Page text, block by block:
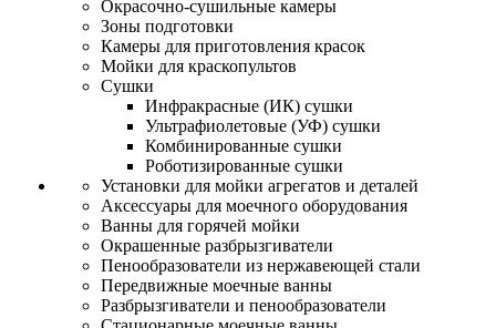
Окрасочно-сушильные камеры
Зоны подготовки
Камеры для приготовления красок
Мойки для краскопультов
Сушки
Инфракрасные (ИК) сушки
Ультрафиолетовые (УФ) сушки
Комбинированные сушки
Роботизированные сушки
Установки для мойки агрегатов и деталей
Аксессуары для моечного оборудования
Ванны для горячей мойки
Окрашенные разбрызгиватели
Пенообразователи из нержавеющей стали
Передвижные моечные ванны
Разбрызгиватели и пенообразователи